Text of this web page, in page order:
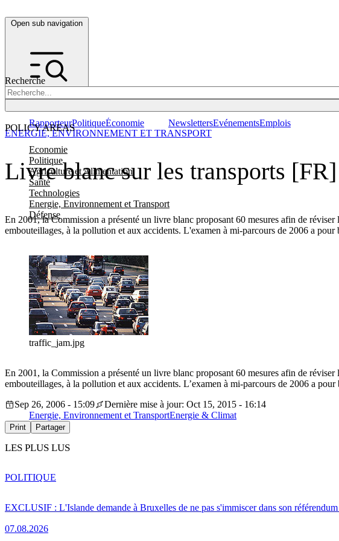
Open sub navigation
Recherche
POLICY AREAS
Economie
Politique
Agriculture et Alimentation
Santé
Technologies
Energie, Environnement et Transport
Défense
RapporteurPolitiqueÉconomie NewslettersEvénementsEmplois
Livre blanc sur les transports [FR]
En 2001, la Commission a présenté un livre blanc proposant 60 mesures afin de
embouteillages, à la pollution et aux accidents. L'examen à mi-parcours de 2006 a
ENERGIE, ENVIRONNEMENT ET TRANSPORT
traffic_jam.jpg
En 2001, la Commission a présenté un livre blanc proposant 60 mesures afin de
embouteillages, à la pollution et aux accidents. L’examen à mi-parcours de 2006 a
Sep 26, 2006 - 15:09
Dernière mise à jour: Oct 15, 2015 - 16:14
Energie, Environnement et TransportEnergie & Climat
Print Partager
LES PLUS LUS
EXCLUSIF : L'Islande demande à Bruxelles de ne pas s'immiscer dans son
07.08.2026
POLITIQUE